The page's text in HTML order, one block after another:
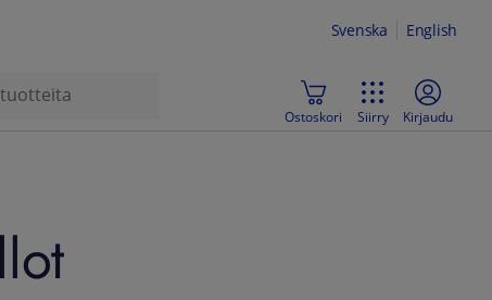
Svenska English
Ostoskori Siirry Kirjaudu